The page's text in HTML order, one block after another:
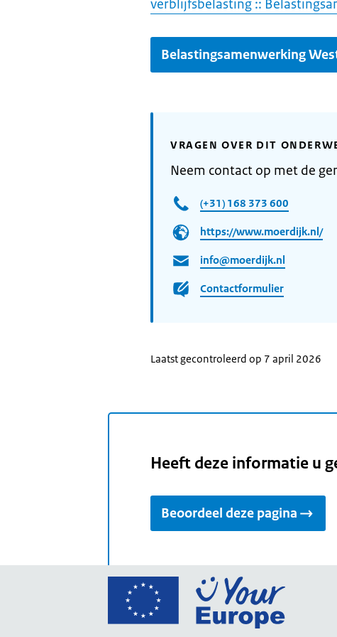
verblijfsbelasting ::
Belastingsamenwerking
VRAGEN OVER DIT
Neem contact op met de
(+31) 168 373 600
https://www.moerdijk.nl/
info@moerdijk.nl
Contactformulier
Laatst gecontroleerd op 7 april 2026
Heeft deze informatie u
Beoordeel deze pagina
Ga